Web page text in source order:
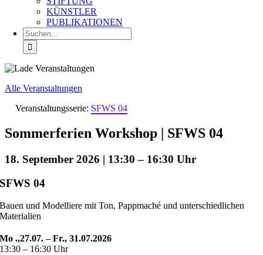
KÜNSTLER
PUBLIKATIONEN
Suche
nach:
Alle Veranstaltungen
Veranstaltungsserie: SFWS 04
Sommerferien Workshop | SFWS 04
18. September 2026 | 13:30 – 16:30
SFWS 04
Bauen und Modelliere mit Ton, Pappmaché und unterschiedlichen
Materialien
Mo .,27.07. – Fr., 31.07.2026
13:30 – 16:30 Uhr